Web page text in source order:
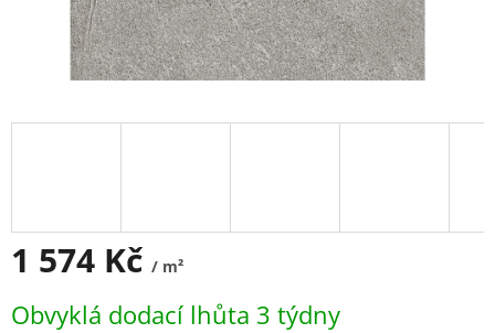
1 574 Kč / m²
cena:
Obvyklá dodací lhůta 3 týdny